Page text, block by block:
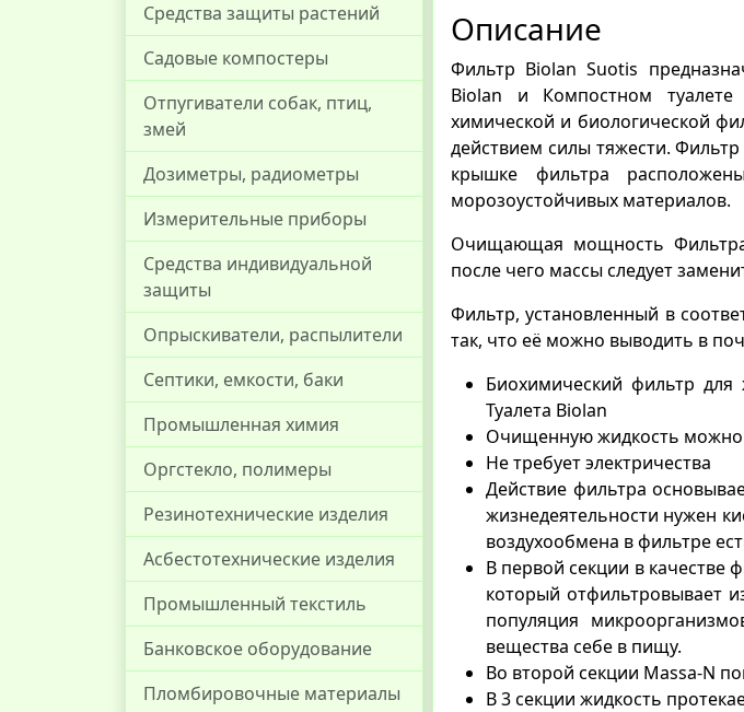
Средства защиты растений
Садовые компостеры
Отпугиватели собак, птиц,
змей
Дозиметры, радиометры
Измерительные приборы
Средства индивидуальной
защиты
Опрыскиватели, распылители
Септики, емкости, баки
Промышленная химия
Оргстекло, полимеры
Резинотехнические изделия
Асбестотехнические изделия
Промышленный текстиль
Банковское оборудование
Пломбировочные материалы
Описание
Фильтр Biolan Suotis
Biolan и Компостном
химической и биологической
действием силы тяжести.
крышке фильтра
морозоустойчивых материалов.
Очищающая мощность Фильтра
после чего массы следует
Фильтр, установленный в
так, что её можно выводить в
Биохимический фильтр для
Туалета Biolan
Очищенную жидкость
Не требует электричества
Действие фильтра
жизнедеятельности нужен
воздухообмена в фильтре
В первой секции в качестве
который отфильтровывает
популяция
вещества себе в пищу.
Во второй секции Маssа-N
В 3 секции жидкость